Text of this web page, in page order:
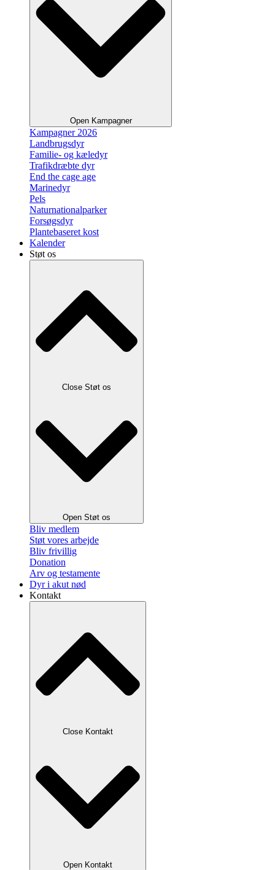
Open Kampagner
Kampagner 2026
Landbrugsdyr
Familie- og kæledyr
Trafikdræbte dyr
End the cage age
Marinedyr
Pels
Naturnationalparker
Forsøgsdyr
Plantebaseret kost
Kalender
Støt os
Close Støt os
Open Støt os
Bliv medlem
Støt vores arbejde
Bliv frivillig
Donation
Arv og testamente
Dyr i akut nød
Kontakt
Close Kontakt
Open Kontakt